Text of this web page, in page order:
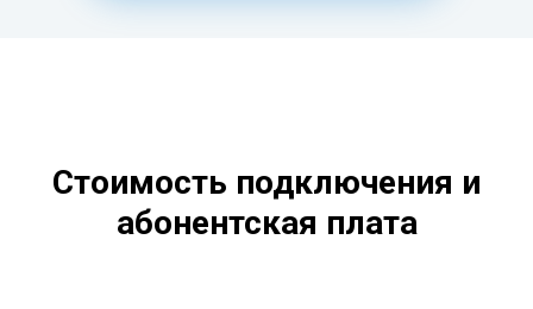
Стоимость подключения и
абонентская плата